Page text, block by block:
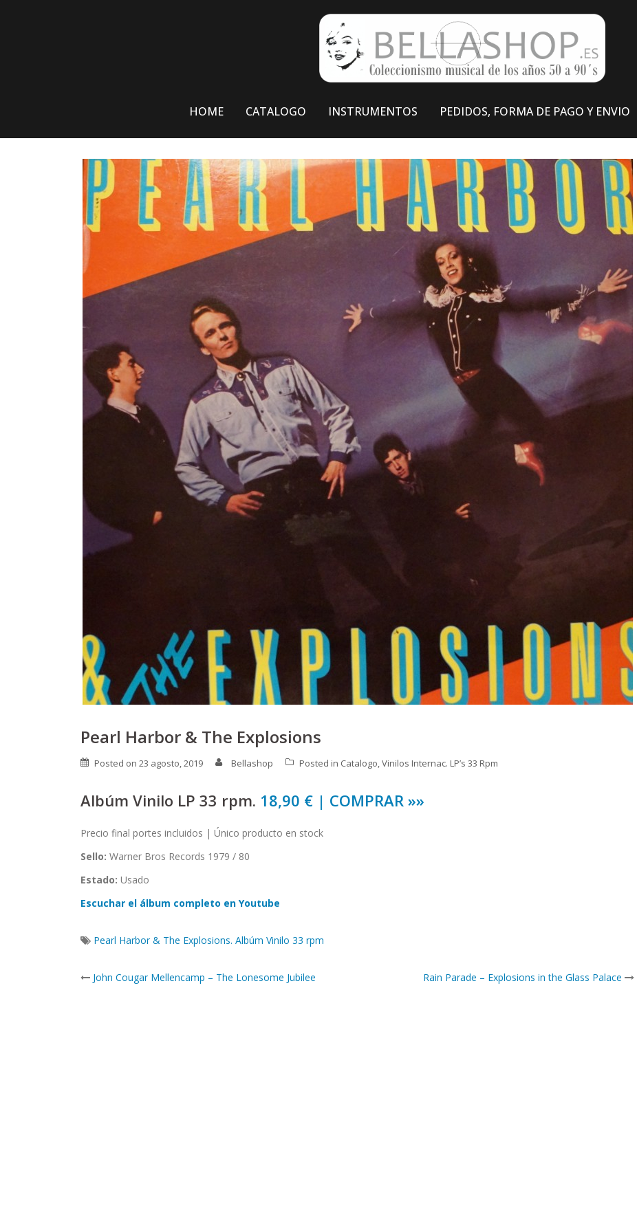
HOME CATALOGO INSTRUMENTOS PEDIDOS, FORMA DE PAGO Y ENVIO
Pearl Harbor & The Explosions
Posted on 23 agosto, 2019 Bellashop Posted in Catalogo,Vinilos Internac. LP’s 33 Rpm
Albúm Vinilo LP 33 rpm. 18,90 € | COMPRAR »»
Precio final portes incluidos | Único producto en stock
Sello: Warner Bros Records 1979 / 80
Estado: Usado
Escuchar el álbum completo en Youtube
Pearl Harbor & The Explosions. Albúm Vinilo 33 rpm
Post
John Cougar Mellencamp – The Lonesome Jubilee Rain Parade – Explosions in the Glass Palace